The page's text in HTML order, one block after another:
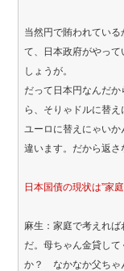
当然円で賄われてい
て、日本政府がやっ
しょうが。
だって日本円なんだ
ら、そりゃドルに替え
ユーロに替えにゃい
違います。だから返さ
日本国債の現状は”家
麻生：家庭で考えれ
だ。母ちゃん金貸し
か？ なかなか父ちゃ